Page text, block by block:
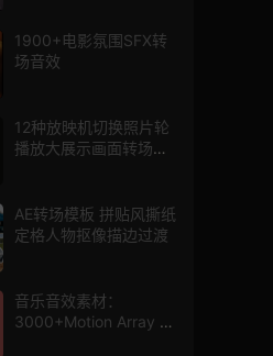
1900+电影氛围SFX转
场音效
12种放映机切换照片轮
播放大展示画面转场动
AE转场模板 拼贴风撕纸
定格人物抠像描边过渡
音乐音效素材：
3000+Motion Array 影